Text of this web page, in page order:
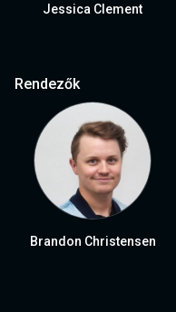
Jessica Clement
Rendezők
Brandon Christensen